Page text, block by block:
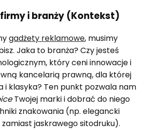
firmy i branży (Kontekst)
gadżety reklamowe, musimy
Jaka to branża? Czy jesteś
który ceni innowacje i
kancelarią prawną, dla której
i klasyka? Ten punkt pozwala nam
Twojej marki i dobrać do niego
znakowania (np. elegancki
jaskrawego sitodruku).